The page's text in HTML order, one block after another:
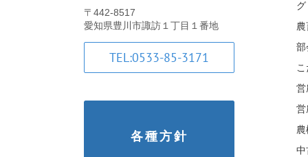
〒442-8517
愛知県豊川市諏訪１丁目１番地
TEL:0533-85-3171
各種方針
部
営
営
中